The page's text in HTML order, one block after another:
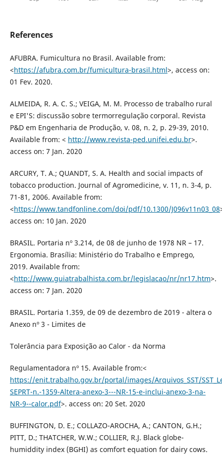
References
AFUBRA. Fumicultura no Brasil. Available from:
<https://afubra.com.br/fumicultura-brasil.html>, access on:
01 Fev. 2020.
ALMEIDA, R. A. C. S.; VEIGA, M. M. Processo de trabalho rural
e EPI'S: discussão sobre termorregulação corporal. Revista
P&D em Engenharia de Produção, v. 08, n. 2, p. 29-39, 2010.
Available from: < http://www.revista-ped.unifei.edu.br>.
access on: 7 Jan. 2020
ARCURY, T. A.; QUANDT, S. A. Health and social impacts of
tobacco production. Journal of Agromedicine, v. 11, n. 3-4, p.
71-81, 2006. Available from:
<https://www.tandfonline.com/doi/pdf/10.1300/J096v11n03_08
access on: 10 Jan. 2020
BRASIL. Portaria nº 3.214, de 08 de junho de 1978 NR – 17.
Ergonomia. Brasília: Ministério do Trabalho e Emprego,
2019. Available from:
<http://www.guiatrabalhista.com.br/legislacao/nr/nr17.htm>.
access on: 7 Jan. 2020
BRASIL. Portaria 1.359, de 09 de dezembro de 2019 - altera o
Anexo nº 3 - Limites de
Tolerância para Exposição ao Calor - da Norma
Regulamentadora nº 15. Available from:<
https://enit.trabalho.gov.br/portal/images/Arquivos_SST/
SEPRT-n.-1359-Altera-anexo-3---NR-15-e-inclui-anexo-3-na-
NR-9--calor.pdf>. access on: 20 Set. 2020
BUFFINGTON, D. E.; COLLAZO-AROCHA, A.; CANTON, G.H.;
PITT, D.; THATCHER, W.W.; COLLIER, R.J. Black globe-
humiddity index (BGHI) as comfort equation for dairy cows.